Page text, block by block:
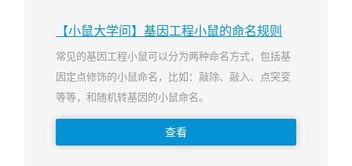
【小鼠大学问】基因工程小鼠的命名规则
常见的基因工程小鼠可以分为两种命名方式，包括基
因定点修饰的小鼠命名，比如：敲除、敲入、点突变
等等，和随机转基因的小鼠命名。
查看